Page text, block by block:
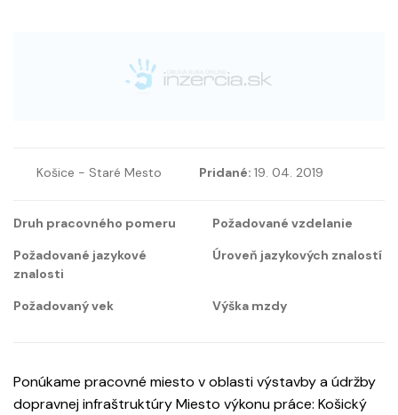
Košice - Staré Mesto Pridané: 19. 04. 2019
Druh pracovného pomeru
Požadované vzdelanie
Požadované jazykové
znalosti
Úroveň jazykových znalostí
Požadovaný vek Výška mzdy
Ponúkame pracovné miesto v oblasti výstavby a údržby
dopravnej infraštruktúry Miesto výkonu práce: Košický